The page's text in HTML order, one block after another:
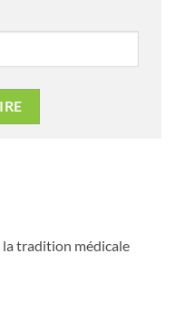
la tradition médicale